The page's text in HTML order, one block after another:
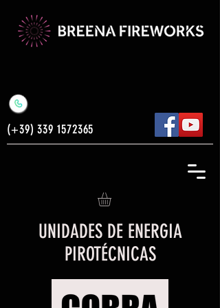
(+39)339 1572365
UNIDADES DE ENERGIA
PIROTÉCNICAS